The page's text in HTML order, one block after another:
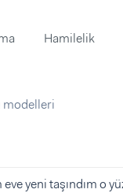
Hamilelik
modelleri
yeni taşındım o